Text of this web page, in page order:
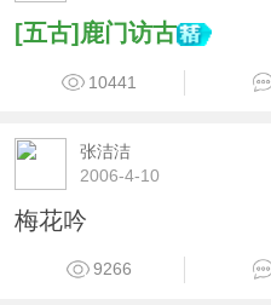
[五古]鹿门访古
10441
张洁洁
2006-4-10
梅花吟
9266